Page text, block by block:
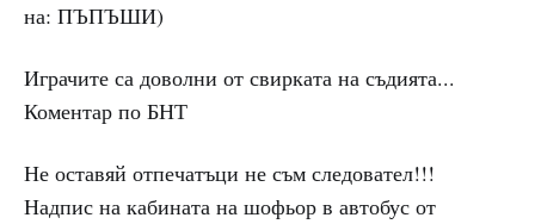
на: ПЪПЪШИ)
Играчите са доволни от свирката на съдията...
Коментар по БНТ
Не оставяй отпечатъци не съм следовател!!!
Надпис на кабината на шофьор в автобус от